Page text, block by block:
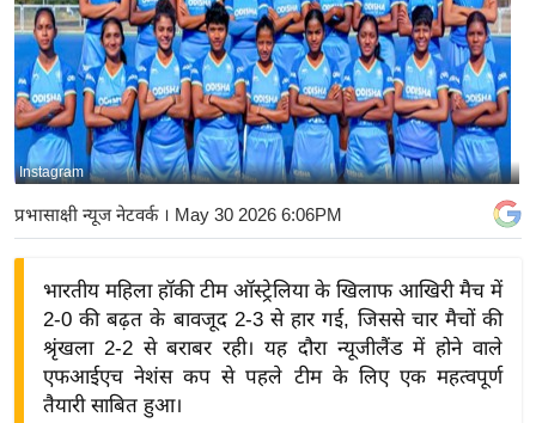
अं
त
र्रा
ष्ट्री
य
बि
ज़
ने
द्यो
Instagram
प्रभासाक्षी न्यूज नेटवर्क। May 30 2026 6:06PM
भारतीय महिला हॉकी टीम ऑस्ट्रेलिया के खिलाफ आखिरी मैच में
2-0 की बढ़त के बावजूद 2-3 से हार गई, जिससे चार मैचों की
श्रृंखला 2-2 से बराबर रही। यह दौरा न्यूजीलैंड में होने वाले
एफआईएच नेशंस कप से पहले टीम के लिए एक महत्वपूर्ण
तैयारी साबित हुआ।